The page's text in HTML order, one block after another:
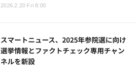
2026.2.20 Fri 8:00
スマートニュース、2025年参院選に向け
選挙情報とファクトチェック専用チャン
ネルを新設